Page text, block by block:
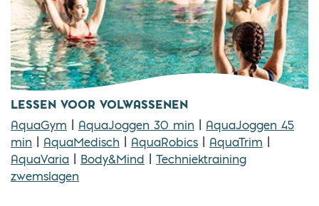
LESSEN VOOR VOLWASSENEN
AquaGym AquaJoggen 30 min
AquaJoggen 45
min
AquaMedisch AquaRobics AquaTrim
AquaVaria
Body&Mind
Techniektraining
zwemslagen